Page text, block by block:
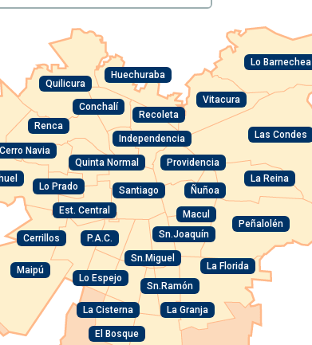
Santiago Ñuñoa
Providencia
La Reina
Las Condes
Vitacura
Lo Barnechea
Peñalolén
Macul
Sn.Joaquín
Sn.Miguel
P.A.C.
Est. Central
Lo Prado
Quinta Normal
Independencia
Recoleta
Conchalí
Huechuraba
Quilicura
Renca
Cerro Navia
Maipú
Cerrillos
La Florida
La Granja
La Cisterna
Sn.Ramón
Lo Espejo
El Bosque